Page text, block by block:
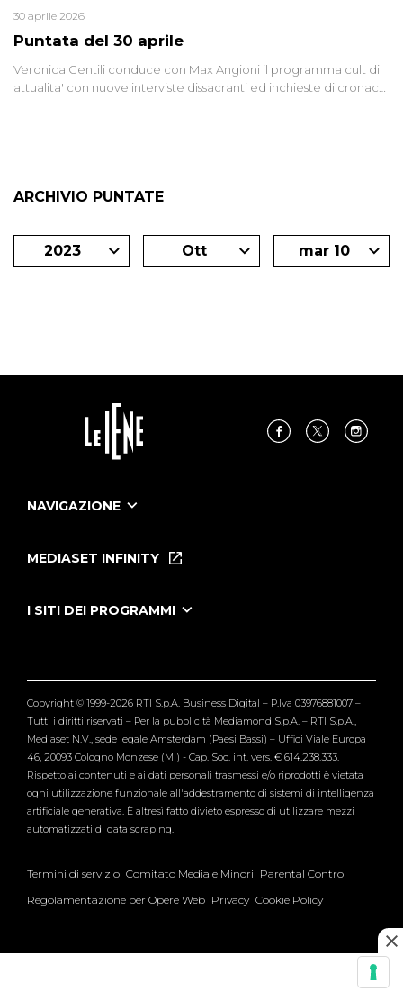
Puntata del 30 aprile
30 aprile 2026
Veronica Gentili conduce con Max Angioni il programma cult di
attualita' con nuove interviste dissacranti ed inchieste di cronaca
ARCHIVIO PUNTATE
2023 Ott mar 10
NAVIGAZIONE
Le Iene Presentano Inside
Tutti i servizi
MEDIASET INFINITY
I SITI DEI PROGRAMMI
Verissimo
Copyright © 1999-2026 RTI S.p.A. Business Digital – P.Iva 03976881007 –
Tutti i diritti riservati – Per la pubblicità Mediamond S.p.A. – RTI S.p.A.,
Mediaset N.V., sede legale Amsterdam (Paesi Bassi) – Uffici Viale Europa
46, 20093 Cologno Monzese (MI) - Cap. Soc. int. vers. € 614.238.333.
Rispetto ai contenuti e ai dati personali trasmessi e/o riprodotti è vietata
ogni utilizzazione funzionale all'addestramento di sistemi di intelligenza
artificiale generativa. È altresì fatto divieto espresso di utilizzare mezzi
automatizzati di data scraping.
Termini di servizio Comitato Media e Minori Parental Control
Regolamentazione per Opere Web Privacy Cookie Policy